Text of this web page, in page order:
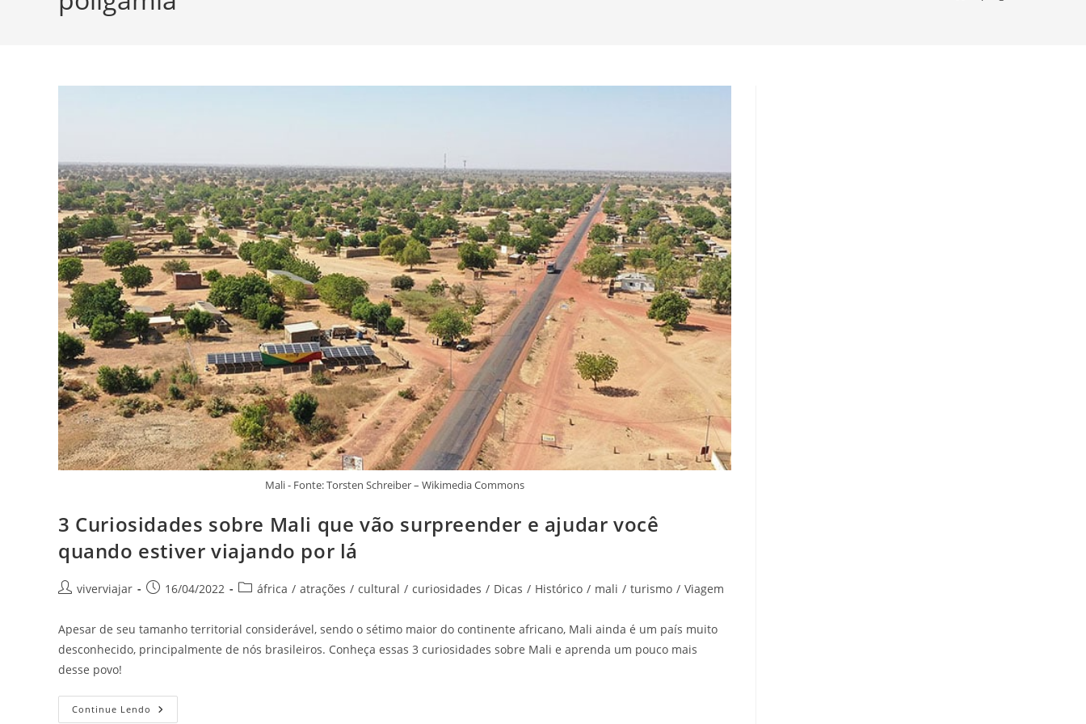
Mali - Fonte: Torsten Schreiber – Wikimedia Commons
3 Curiosidades sobre Mali que vão surpreender e ajudar você
quando estiver viajando por lá
Autorviverviajar
Post16/04/2022
Categoria
post:
áfrica / atrações / cultural / curiosidades / Dicas / Histórico / mali / turismo / Viagem
Apesar de seu tamanho territorial considerável, sendo o sétimo maior do continente africano, Mali ainda é um país muito
desconhecido, principalmente de nós brasileiros. Conheça essas 3 curiosidades sobre Mali e aprenda um pouco mais
desse povo!
Continue Lendo
Curiosidades